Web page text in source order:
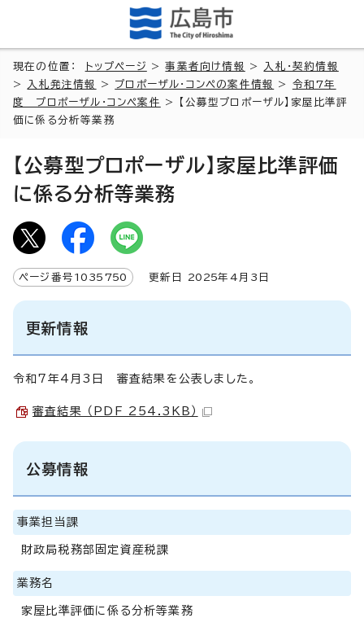
現在の位置： トップページ >事業者向け情報 >
入札・契約情報
>
入札発注情報 > プロポーザル・コンペの案件情報 > 令和7年
度 プロポーザル・コンペ案件
> 【公募型プロポーザル】家屋比準評
価に係る分析等業務
【公募型プロポーザル】家屋比準評価
に係る分析等業務
ページ番号 1035750 更新日 2025年4月3日
更新情報
令和7年4月3日 審査結果を公表しました。
審査結果 （PDF 254.3KB）
公募情報
事業担当課
財政局税務部固定資産税課
業務名
家屋比準評価に係る分析等業務